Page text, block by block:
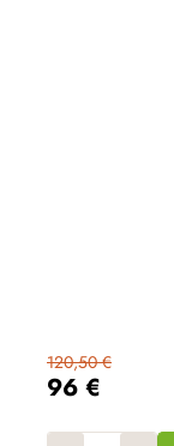
96 €
120,50 €